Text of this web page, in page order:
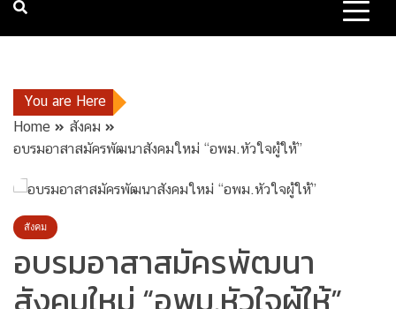
You are Here
Home
สังคม
อบรมอาสาสมัครพัฒนาสังคมใหม่ “อพม.หัวใจผู้ให้”
สังคม
อบรมอาสาสมัครพัฒนา